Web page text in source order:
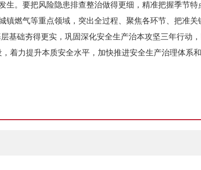
。要把风险隐患排查整治做得更细，精准把握季节特
燃气等重点领域，突出全过程、聚焦各环节、把准
基础夯得更实，巩固深化安全生产治本攻坚三年行动
着力提升本质安全水平，加快推进安全生产治理体系